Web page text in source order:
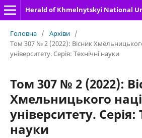
Головна / Архіви /
Том 307 № 2 (2022): Вісник
університету. Серія: Технічні науки
Том 307 № 2 (2022):
Хмельницького
університету. Серія:
науки